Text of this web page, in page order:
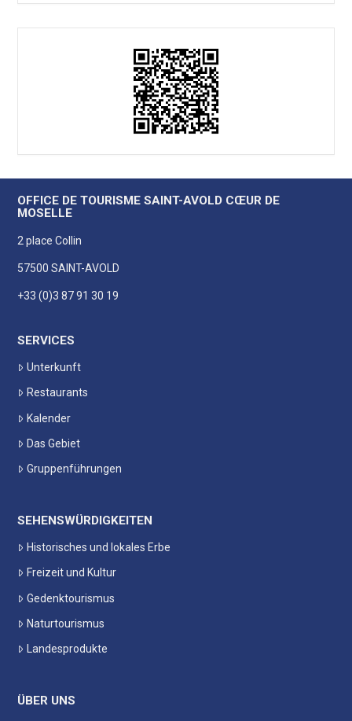
OFFICE DE TOURISME SAINT-AVOLD CŒUR DE
MOSELLE
2 place Collin
57500 SAINT-AVOLD
+33 (0)3 87 91 30 19
SERVICES
Unterkunft
Restaurants
Kalender
Das Gebiet
Gruppenführungen
SEHENSWÜRDIGKEITEN
Historisches und lokales Erbe
Freizeit und Kultur
Gedenktourismus
Naturtourismus
Landesprodukte
ÜBER UNS